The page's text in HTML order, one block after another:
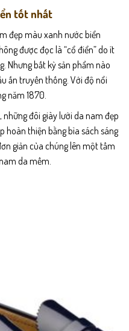
tốt nhất
đẹp màu xanh nước biển
được đọc là “cổ điển” do ít
Nhưng bất kỳ sản phẩm nào
ấn truyền thống. Với độ nổi
năm 1870.
đôi giày lười da nam đẹp
hoàn thiện bằng bìa sách sáng
giản của chúng lên một tầm
da mềm.